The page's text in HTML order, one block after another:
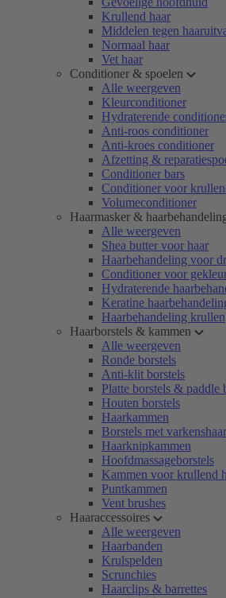
Krullend haar
Middelen tegen
Normaal haar
Vet haar
Conditioner & spoelen
Alle weergeven
Kleurconditioner
Hydraterende
Anti-roos conditioner
Anti-kroes conditioner
Afzetting &
Conditioner bars
Conditioner voor
Volumeconditioner
Haarmasker &
Alle weergeven
Shea butter voor haar
Haarbehandeling voor
Conditioner voor
Hydraterende
Keratine
Haarbehandeling krullen
Haarborstels & kammen
Alle weergeven
Ronde borstels
Anti-klit borstels
Platte borstels & paddle
Houten borstels
Haarkammen
Borstels met varkenshaar
Haarknipkammen
Hoofdmassageborstels
Kammen voor krullend
Puntkammen
Vent brushes
Haaraccessoires
Alle weergeven
Haarbanden
Krulspelden
Scrunchies
Haarclips & barrettes